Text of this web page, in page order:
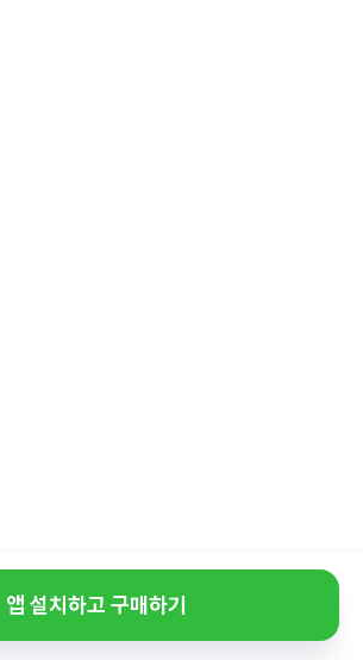
앱 설치하고 구매하기